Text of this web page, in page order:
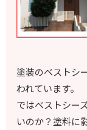
塗装のベストシ
われています。
ではベストシー
いのか？塗料に